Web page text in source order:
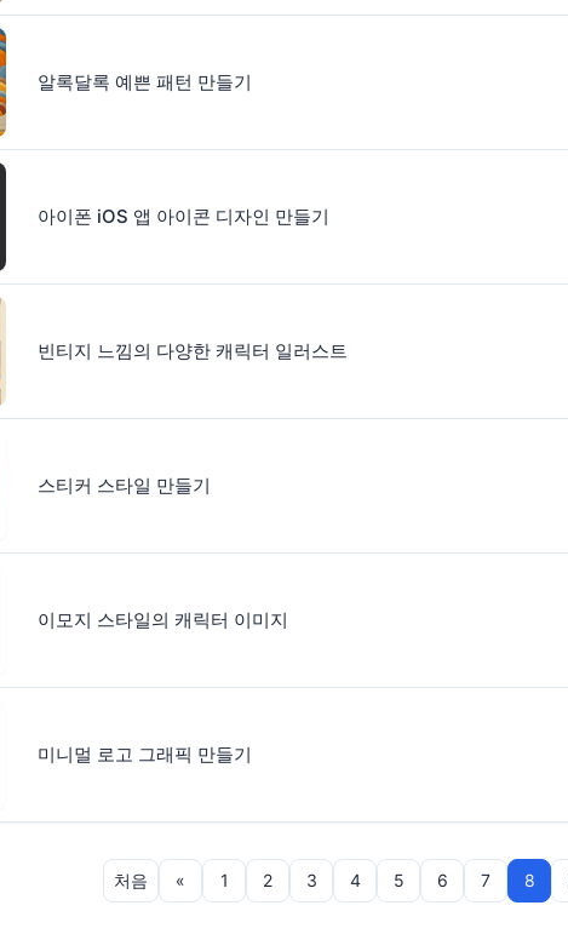
알록달록 예쁜 패턴 만들기
아이폰 iOS 앱 아이콘 디자인 만들기
빈티지 느낌의 다양한 캐릭터 일러스트
스티커 스타일 만들기
이모지 스타일의 캐릭터 이미지
미니멀 로고 그래픽 만들기
처음 « 1 2 3 4 5 6 7 8